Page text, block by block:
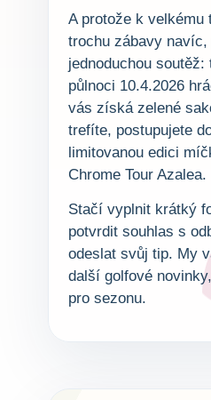
A protože k velkému
trochu zábavy
jednoduchou soutěž:
půlnoci 10.4.2026
vás získá zelené
trefíte, postupujete
limitovanou edici
Chrome Tour Azalea.
Stačí vyplnit krátký
potvrdit souhlas s
odeslat svůj tip. My
další golfové
pro sezonu.